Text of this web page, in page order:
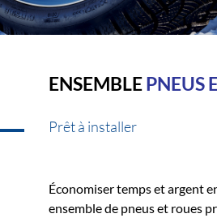
ENSEMBLEPNEUS
Prêt à installer
Économiser temps et argent
ensemble de pneus et roues